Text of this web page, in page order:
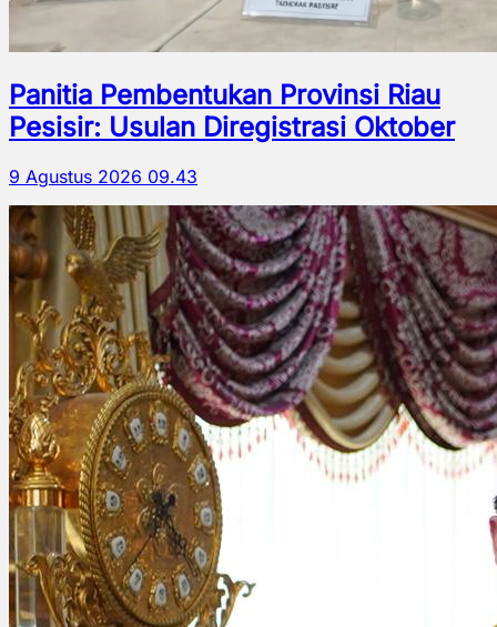
Panitia Pembentukan Provinsi Riau
Pesisir: Usulan Diregistrasi Oktober
9 Agustus 2026 09.43